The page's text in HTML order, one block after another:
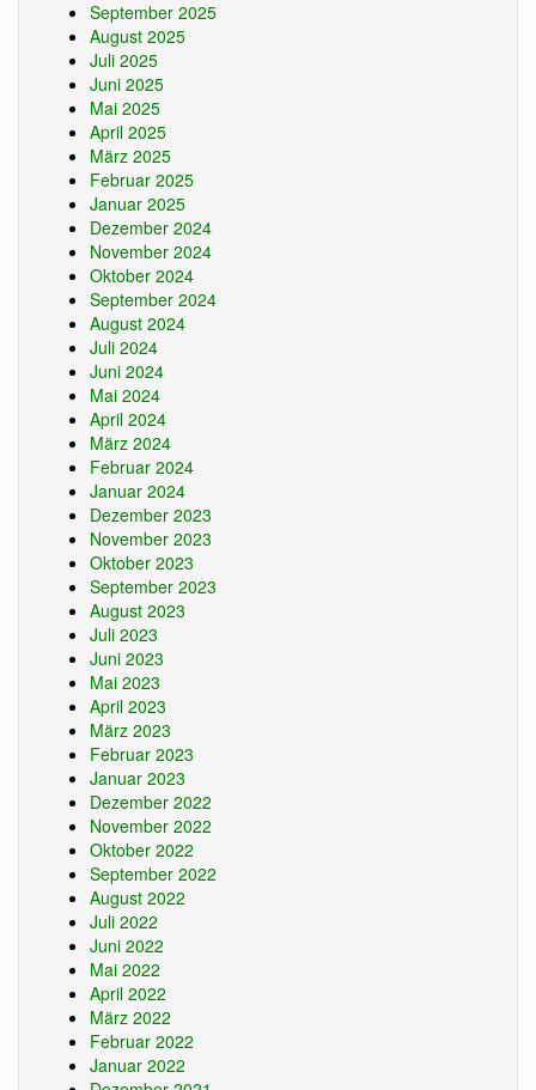
September 2025
August 2025
Juli 2025
Juni 2025
Mai 2025
April 2025
März 2025
Februar 2025
Januar 2025
Dezember 2024
November 2024
Oktober 2024
September 2024
August 2024
Juli 2024
Juni 2024
Mai 2024
April 2024
März 2024
Februar 2024
Januar 2024
Dezember 2023
November 2023
Oktober 2023
September 2023
August 2023
Juli 2023
Juni 2023
Mai 2023
April 2023
März 2023
Februar 2023
Januar 2023
Dezember 2022
November 2022
Oktober 2022
September 2022
August 2022
Juli 2022
Juni 2022
Mai 2022
April 2022
März 2022
Februar 2022
Januar 2022